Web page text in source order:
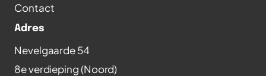
Contact
Adres
Nevelgaarde 54
8e verdieping (Noord)